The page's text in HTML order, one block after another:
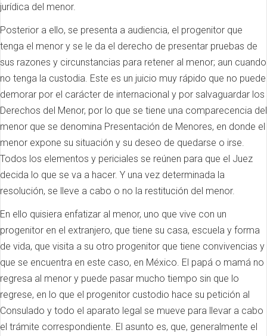
jurídica del menor.
Posterior a ello, se presenta a audiencia, el progenitor que
tenga el menor y se le da el derecho de presentar pruebas de
sus razones y circunstancias para retener al menor; aun cuando
no tenga la custodia. Este es un juicio muy rápido que no puede
demorar por el carácter de internacional y por salvaguardar los
Derechos del Menor, por lo que se tiene una comparecencia del
menor que se denomina Presentación de Menores, en donde el
menor expone su situación y su deseo de quedarse o irse.
Todos los elementos y periciales se reúnen para que el Juez
decida lo que se va a hacer. Y una vez determinada la
resolución, se lleve a cabo o no la restitución del menor.
En ello quisiera enfatizar al menor, uno que vive con un
progenitor en el extranjero, que tiene su casa, escuela y forma
de vida, que visita a su otro progenitor que tiene convivencias y
que se encuentra en este caso, en México. El papá o mamá no
regresa al menor y puede pasar mucho tiempo sin que lo
regrese, en lo que el progenitor custodio hace su petición al
Consulado y todo el aparato legal se mueve para llevar a cabo
el trámite correspondiente. El asunto es, que, generalmente el